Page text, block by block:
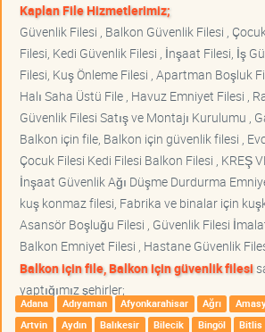
Kaplan File Hizmetlerimiz;
Güvenlik Filesi , Balkon Güvenlik Filesi ,
Filesi, Kedi Güvenlik Filesi , İnşaat Filesi, İş
Filesi, Kuş Önleme Filesi , Apartman Boşluk
Halı Saha Üstü File , Havuz Emniyet Filesi ,
Güvenlik Filesi Satış ve Montajı Kurulumu ,
Balkon için file, Balkon için güvenlik filesi ,
Çocuk Filesi Kedi Filesi Balkon Filesi , KREŞ
İnşaat Güvenlik Ağı Düşme Durdurma
kuş konmaz filesi, Fabrika ve binalar için
Asansör Boşluğu Filesi , Güvenlik Filesi İmalat
Balkon Emniyet Filesi , Hastane Güvenlik
Balkon için file, Balkon için güvenlik filesi
yaptığımız şehirler;
Adana Adıyaman Afyonkarahisar Ağrı
Artvin
Aydın Balıkesir Bilecik Bingöl Bitlis